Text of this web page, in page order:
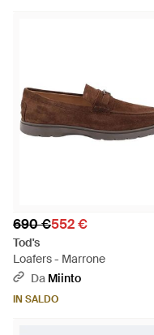
690 €552 €
Tod's
Loafers - Marrone
Da Miinto
IN SALDO